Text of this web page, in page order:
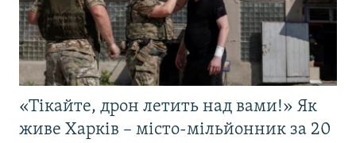
«Тікайте, дрон летить над вами!» Як
живе Харків – місто-мільйонник за 20